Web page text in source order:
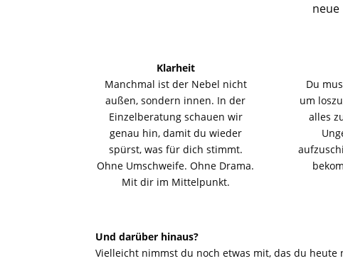
Klarheit
Manchmal ist der Nebel nicht
außen, sondern innen. In der
Einzelberatung schauen wir
genau hin, damit du wieder
spürst, was für dich stimmt.
Ohne Umschweife. Ohne Drama.
Mit dir im Mittelpunkt.
Du
um
alles
Und darüber hinaus?
Vielleicht nimmst du noch etwas mit, das du